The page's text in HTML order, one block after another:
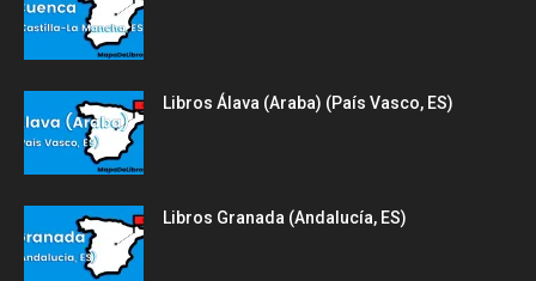
Libros Álava (Araba) (País Vasco, ES)
Libros Granada (Andalucía, ES)